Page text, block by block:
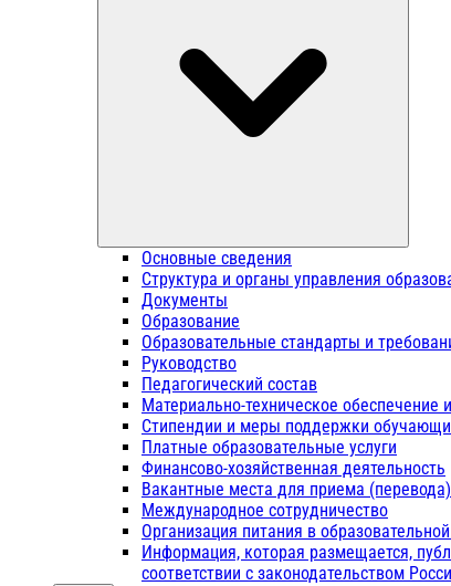
Основные сведения
Структура и органы управления
Документы
Образование
Образовательные стандарты и
Руководство
Педагогический состав
Материально-техническое обеспечение
Стипендии и меры поддержки
Платные образовательные услуги
Финансово-хозяйственная деятельность
Вакантные места для приема
Международное сотрудничество
Организация питания в
Информация, которая размещается,
соответствии с законодательством